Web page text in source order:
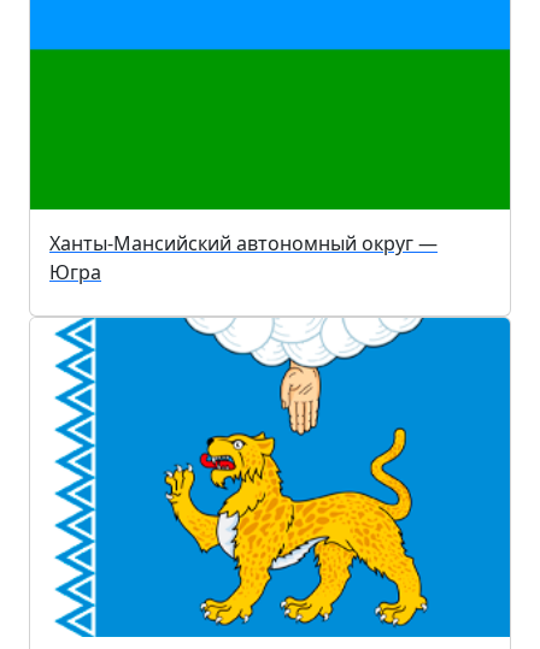
Ханты-Мансийский автономный округ —
Югра